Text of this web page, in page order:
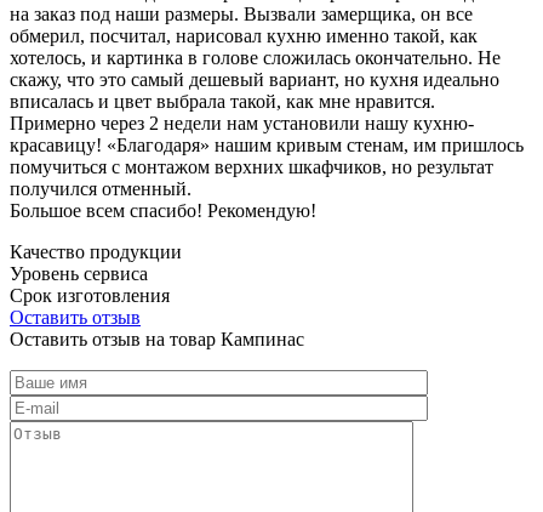
на заказ под наши размеры. Вызвали замерщика, он все
обмерил, посчитал, нарисовал кухню именно такой, как
хотелось, и картинка в голове сложилась окончательно. Не
скажу, что это самый дешевый вариант, но кухня идеально
вписалась и цвет выбрала такой, как мне нравится.
Примерно через 2 недели нам установили нашу кухню-
красавицу! «Благодаря» нашим кривым стенам, им пришлось
помучиться с монтажом верхних шкафчиков, но результат
получился отменный.
Большое всем спасибо! Рекомендую!
Качество продукции
Уровень сервиса
Срок изготовления
Оставить отзыв
Оставить отзыв на товар Кампинас